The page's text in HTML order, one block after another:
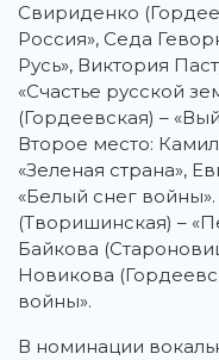
Свириденко
Россия», Седа
Русь», Виктория
«Счастье русской
(Гордеевская) –
Второе место:
«Зеленая страна»,
«Белый снег
(Творишинская) –
Байкова
Новикова
войны».
В номинации